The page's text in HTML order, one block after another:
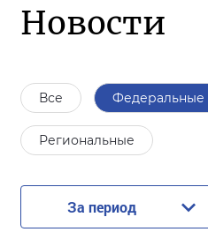
Новости
Все Федеральные
Региональные
За период